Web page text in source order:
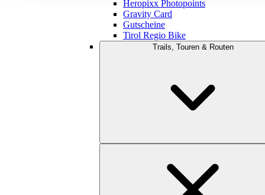
Heropixx Photopoints
Gravity Card
Gutscheine
Tirol Regio Bike
Trails, Touren & Routen